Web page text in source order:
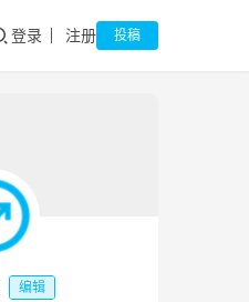
登录 注册 投稿
编辑